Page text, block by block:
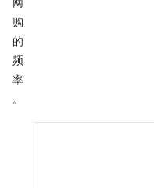
网
购
的
频
率
。